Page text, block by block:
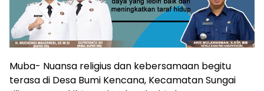
Muba- Nuansa religius dan kebersamaan begitu
terasa di Desa Bumi Kencana, Kecamatan Sungai